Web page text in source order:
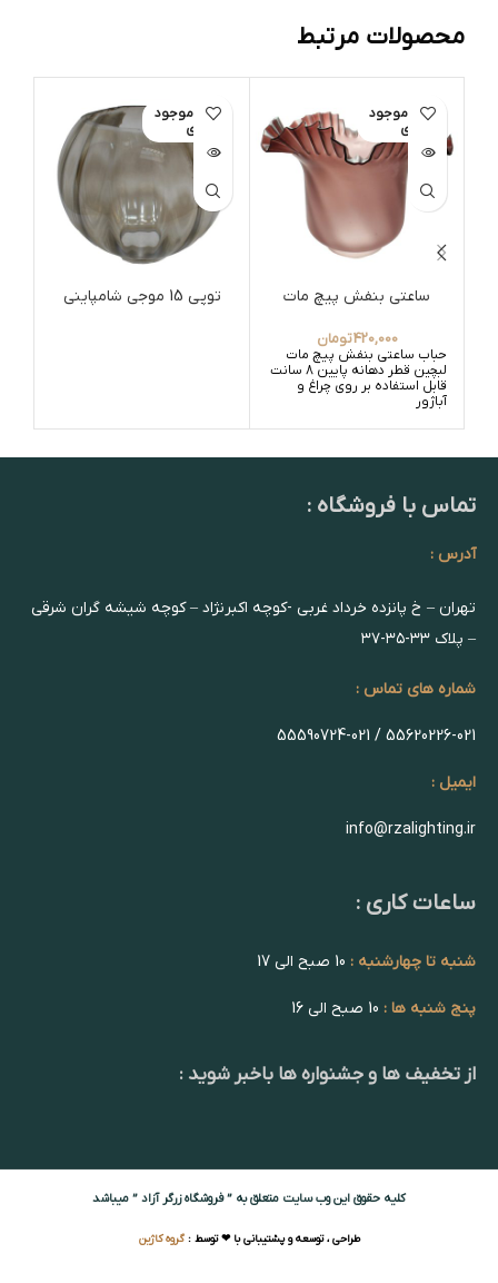
محصولات مرتبط
اتمام موجود
ی
ساعتی بنفش پیچ مات
420,000تومان
حباب ساعتی بنفش پیچ مات
لبچین قطر دهانه پایین 8 سانت
قابل استفاده بر روی چراغ و
آباژور
اتمام موجود
ی
توپی 15 موجی شامپاینی
تماس با فروشگاه :
آدرس :
تهران – خ پانزده خرداد غربی -کوچه اکبرنژاد – کوچه شیشه گران شرقی
– پلاک ۳۳-۳۵-۳۷
شماره های تماس :
55620226-021 / 55590724-021
ایمیل :
info@rzalighting.ir
ساعات کاری :
شنبه تا چهارشنبه :
پنج شنبه ها :
از تخفیف ها و جشنواره ها باخبر شوید :
کلیه حقوق این وب سایت متعلق به ” فروشگاه زرگر آزاد ” میباشد
طراحی ، توسعه و پشتیبانی با ❤ توسط :گروه کاژین